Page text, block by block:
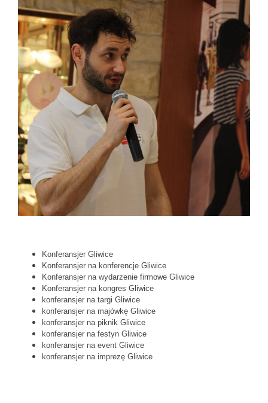
Konferansjer Gliwice
Konferansjer na konferencje Gliwice
Konferansjer na wydarzenie firmowe Gliwice
Konferansjer na kongres Gliwice
konferansjer na targi Gliwice
konferansjer na majówkę Gliwice
konferansjer na piknik Gliwice
konferansjer na festyn Gliwice
konferansjer na event Gliwice
konferansjer na imprezę Gliwice